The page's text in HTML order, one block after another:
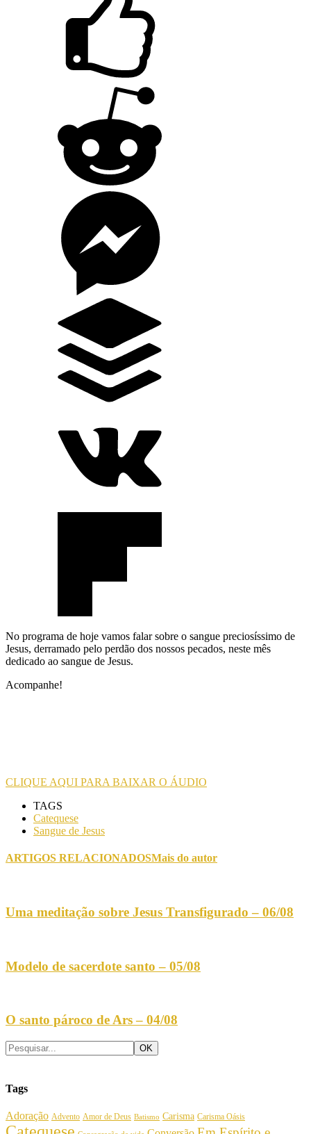
No programa de hoje vamos falar sobre o sangue preciosíssimo de
Jesus, derramado pelo perdão dos nossos pecados, neste mês
dedicado ao sangue de Jesus.
Acompanhe!
CLIQUE AQUI PARA BAIXAR O ÁUDIO
TAGS
Catequese
Sangue de Jesus
ARTIGOS RELACIONADOSMais do autor
Uma meditação sobre Jesus Transfigurado – 06/08
Modelo de sacerdote santo – 05/08
O santo pároco de Ars – 04/08
Tags
Adoração Advento Amor de Deus Batismo Carisma Carisma Oásis